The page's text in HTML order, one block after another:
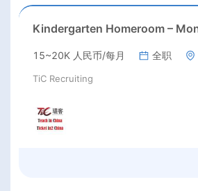
15~20K 人民币/每月 全职
TiC Recruiting